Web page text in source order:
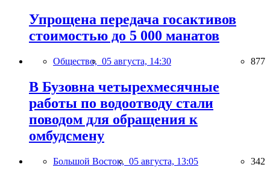
Упрощена передача госактивов
стоимостью до 5 000 манатов
Общество, 05 августа, 14:30 877
В Бузовна четырехмесячные
работы по водоотводу стали
поводом для обращения к
омбудсмену
Большой Восток, 05 августа, 13:05 342